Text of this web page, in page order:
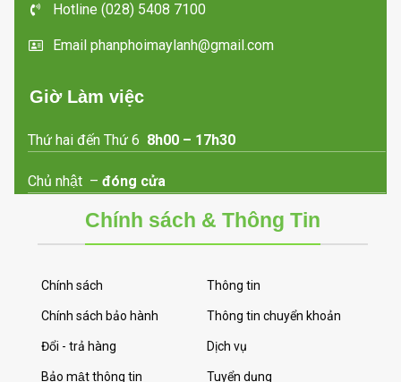
Hotline (028) 5408 7100
Email phanphoimaylanh@gmail.com
Giờ Làm việc
Thứ hai đến Thứ 6 8h00 – 17h30
Chủ nhật –đóng cửa
Chính sách & Thông Tin
Chính sách
Chính sách bảo hành
Đổi - trả hàng
Bảo mật thông tin
Thông tin
Thông tin chuyển khoản
Dịch vụ
Tuyển dụng